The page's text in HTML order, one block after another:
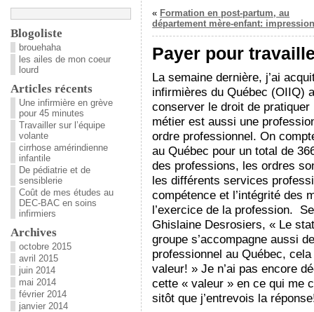
« Formation en post-partum, au
département mère-enfant:
Payer pour
La semaine dernière, j’ai
infirmières du Québec (OIIQ)
conserver le droit de
métier est aussi une
ordre professionnel. On
au Québec pour un total de
des professions, les ordres
les différents services
compétence et l’intégrité des
l’exercice de la profession.
Ghislaine Desrosiers, « Le
groupe s’accompagne aussi
professionnel au Québec,
valeur! » Je n’ai pas encore
cette « valeur » en ce qui me
sitôt que j’entrevois la
Blogoliste
brouehaha
les ailes de mon coeur
lourd
Articles récents
Une infirmière en grève
pour 45 minutes
Travailler sur l’équipe
volante
cirrhose amérindienne
infantile
De pédiatrie et de
sensiblerie
Coût de mes études au
DEC-BAC en soins
infirmiers
Archives
octobre 2015
avril 2015
juin 2014
mai 2014
février 2014
janvier 2014